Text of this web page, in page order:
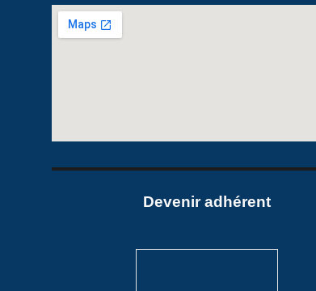
Devenir adhérent